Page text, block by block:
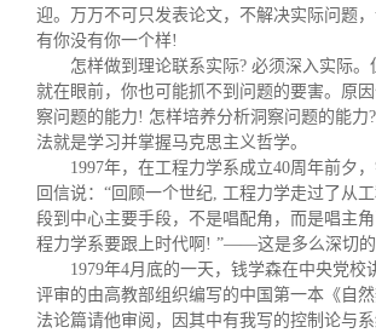
迎。万万不可只发表论文，不解决实际问题
有你没有你一个样!
怎样做到理论联系实际? 必须深入实际
就在眼前，你也可能抓不到问题的要害。原
察问题的能力! 怎样培养分析洞察问题的能力
法就是学习并掌握马克思主义哲学。
1997年，在工程力学系成立40周年前夕
回信说：“回顾一个世纪, 工程力学走过了从
段到中心主要手段，不是唱配角，而是唱主
程力学系要跟上时代啊! ”——这是多么深切
1979年4月底的一天，钱学森在中央党校
评审的由高教部组织编写的中国第一本《自
法论篇请他审阅，因其中有我写的控制论与